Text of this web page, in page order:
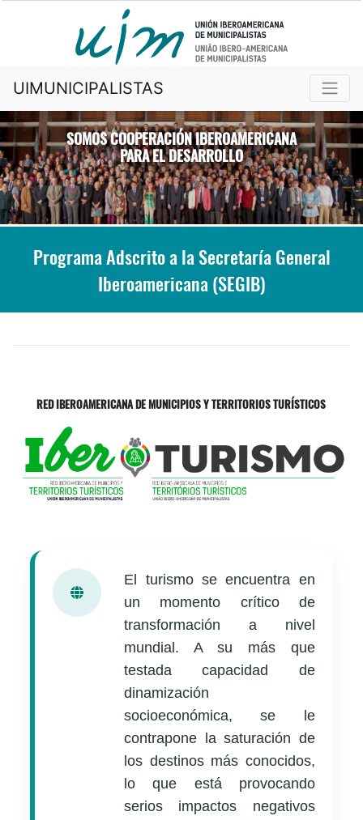
UIMUNICIPALISTAS
SOMOS COOPERACIÓN IBEROAMERICANA
PARA EL DESARROLLO
Previous Next
Programa Adscrito a la Secretaría General
Iberoamericana (SEGIB)
RED IBEROAMERICANA DE MUNICIPIOS Y TERRITORIOS TURÍSTICOS
El turismo se encuentra en
un momento crítico de
transformación a nivel
mundial. A su más que
testada capacidad de
dinamización
socioeconómica, se le
contrapone la saturación de
los destinos más conocidos,
lo que está provocando
serios impactos negativos